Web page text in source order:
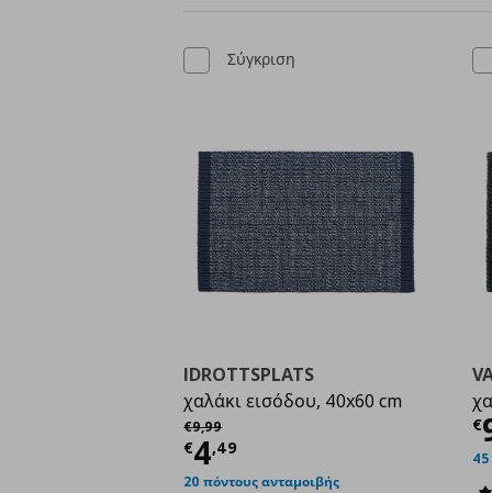
Σύγκριση
IDROTTSPLATS
χαλάκι εισόδου, 40x60 cm
€9,99
Αρχική τιμή
€4,49
Τρέχουσα τιμή €
20 πόντους ανταμοιβής
€
45